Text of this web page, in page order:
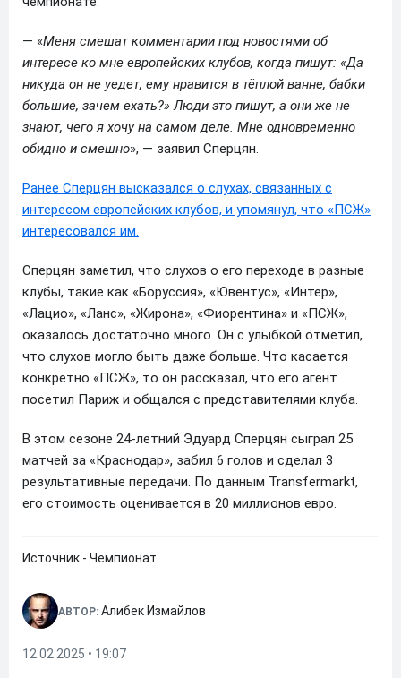
— «Меня смешат комментарии под новостями об
интересе ко мне европейских клубов, когда пишут: «Да
никуда он не уедет, ему нравится в тёплой ванне, бабки
большие, зачем ехать?» Люди это пишут, а они же не
знают, чего я хочу на самом деле. Мне одновременно
обидно и смешно», — заявил Сперцян.
Ранее Сперцян высказался о слухах, связанных с
интересом европейских клубов, и упомянул, что «ПСЖ»
интересовался им.
Сперцян заметил, что слухов о его переходе в разные
клубы, такие как «Боруссия», «Ювентус», «Интер»,
«Лацио», «Ланс», «Жирона», «Фиорентина» и «ПСЖ»,
оказалось достаточно много. Он с улыбкой отметил,
что слухов могло быть даже больше. Что касается
конкретно «ПСЖ», то он рассказал, что его агент
посетил Париж и общался с представителями клуба.
В этом сезоне 24-летний Эдуард Сперцян сыграл 25
матчей за «Краснодар», забил 6 голов и сделал 3
результативные передачи. По данным Transfermarkt,
его стоимость оценивается в 20 миллионов евро.
Источник - Чемпионат
АВТОР: Алибек Измайлов
12.02.2025 • 19:07